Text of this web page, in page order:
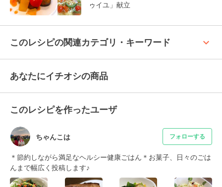
ゥイユ」献立
このレシピの関連カテゴリ・キーワード keyboard_arrow_up
あなたにイチオシの商品
このレシピを作ったユーザ
ちゃんこは フォローする
＊節約しながら満足なヘルシー健康ごはん＊お菓子、日々のごは
んまで幅広く投稿します♪